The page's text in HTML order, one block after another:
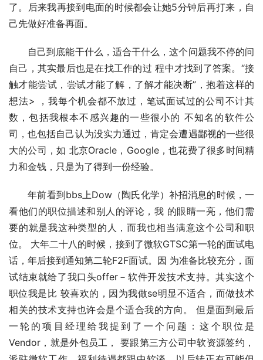
了。后来我再接到电面的时候都会让她5分钟后再打来，自
己先做好准备再面。
自己到底能干什么，适合干什么，这个问题我不停的问
自己，其实最后也是在找工作的过 程中才找到了答案。“接
触才能尝试，尝试才能了解，了解才能决断”，抱着这样的
想法> ，我每个机会都不放过，笔试面试过的公司不计其
数，包括我根本不感兴趣的一些很小的 不知名的软件公
司，也包括自己认为没实力通过，肯定会遭遇鄙视的一些很
大的公司，如 北京Oracle，Google，也花费了很多时间精
力和金钱，只是为了得到一份经验。
年前看到bbs上Dow（陶氏化学）补招消息的时候，一
看他们的职位描述和别人的评论，我 的眼睛一亮，他们需
要的就是我这种类型的人，而我也相当满意这个公司和职
位。 大年二十八的时候，接到了微软GTSC第一轮的面试电
话，年后接到通知第二轮F2F面试。因 为准备比较充分，面
试结束就给了我口头offer－软件开发技术支持。其实这个
职位我是比 较喜欢的，因为我做se明显不适合，而做技术
相关的技术支持也许会是个适合我的方向。 但是面到最后
一轮的项目经理给我提到了一个问题：这个职位是
Vendor，就是外包员工， 要跟第三方公司中软资源签约，